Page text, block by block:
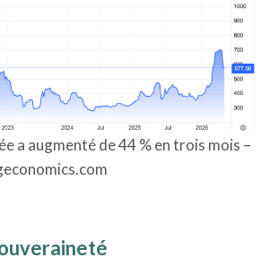
a augmenté de 44 % en trois mois –